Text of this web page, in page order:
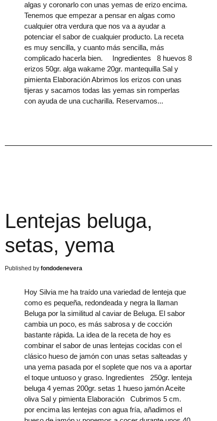
algas y coronarlo con unas yemas de erizo encima.
Tenemos que empezar a pensar en algas como
cualquier otra verdura que nos va a ayudar a
potenciar el sabor de cualquier producto. La receta
es muy sencilla, y cuanto más sencilla, más
complicado hacerla bien. Ingredientes 8 huevos 8
erizos 50gr. alga wakame 20gr. mantequilla Sal y
pimienta Elaboración Abrimos los erizos con unas
tijeras y sacamos todas las yemas sin romperlas
con ayuda de una cucharilla. Reservamos
Lentejas beluga,
setas, yema
fondodenevera
Hoy Silvia me ha traído una variedad de lenteja que
como es pequeña, redondeada y negra la llaman
Beluga por la similitud al caviar de Beluga. El sabor
cambia un poco, es más sabrosa y de cocción
bastante rápida. La idea de la receta de hoy es
combinar el sabor de unas lentejas cocidas con el
clásico hueso de jamón con unas setas salteadas y
una yema pasada por el soplete que nos va a aportar
el toque untuoso y graso. Ingredientes 250gr. lenteja
beluga 4 yemas 200gr. setas 1 hueso jamón Aceite
oliva Sal y pimienta Elaboración Cubrimos 5 cm.
por encima las lentejas con agua fría, añadimos el